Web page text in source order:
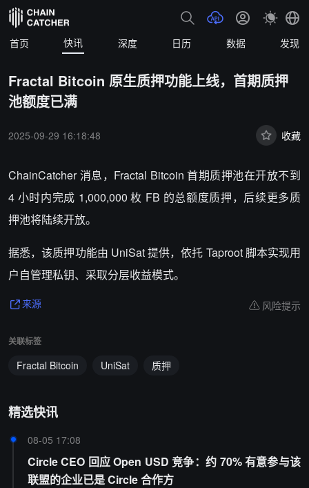
首页 快讯 深度 日历 数据 发现
Fractal Bitcoin 原生质押功能上线，首期质押
池额度已满
2025-09-29 16:18:48 收藏
ChainCatcher 消息，Fractal Bitcoin 首期质押池在开放不到
4 小时内完成 1,000,000 枚 FB 的总额度质押，后续更多质
押池将陆续开放。
据悉，该质押功能由 UniSat 提供，依托 Taproot 脚本实现用
户自管理私钥、采取分层收益模式。
来源 风险提示
关联标签
Fractal Bitcoin UniSat 质押
精选快讯
08-05 17:08
Circle CEO 回应 Open USD 竞争：约 70% 有意参与该
联盟的企业已是 Circle 合作方